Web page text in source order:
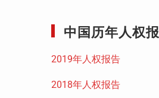
中国历年人权
2019年人权报告
2018年人权报告